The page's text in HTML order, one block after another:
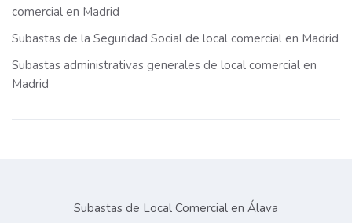
comercial en Madrid
Subastas de la Seguridad Social de local comercial en Madrid
Subastas administrativas generales de local comercial en
Madrid
Subastas de Local Comercial en Álava